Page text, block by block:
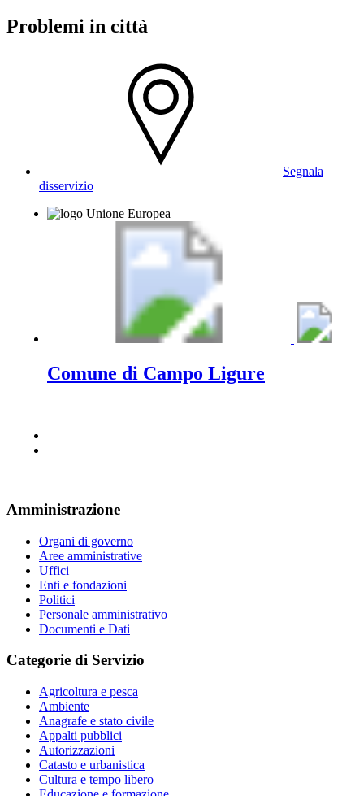
Problemi in città
Segnala
disservizio
Comune di Campo Ligure
Amministrazione
Organi di governo
Aree amministrative
Uffici
Enti e fondazioni
Politici
Personale amministrativo
Documenti e Dati
Categorie di Servizio
Agricoltura e pesca
Ambiente
Anagrafe e stato civile
Appalti pubblici
Autorizzazioni
Catasto e urbanistica
Cultura e tempo libero